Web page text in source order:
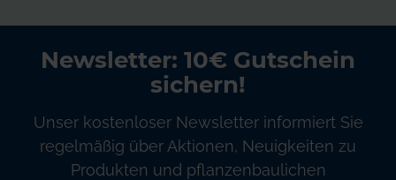
Newsletter: 10€ Gutschein
sichern!
Unser kostenloser Newsletter informiert Sie
regelmäßig über Aktionen, Neuigkeiten zu
Produkten und pflanzenbaulichen